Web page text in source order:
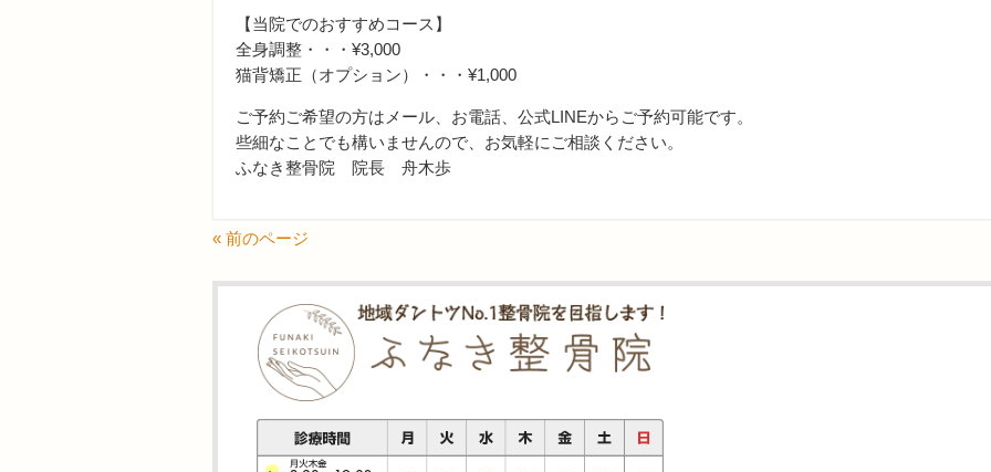
【当院でのおすすめコース】
全身調整・・・¥3,000
猫背矯正（オプション）・・・¥1,000
ご予約ご希望の方はメール、お電話、公式LINEからご予約可能です。
些細なことでも構いませんので、お気軽にご相談ください。
ふなき整骨院 院長 舟木歩
« 前のページ